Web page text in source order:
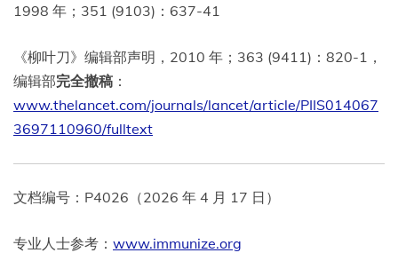
1998 年；351 (9103)：637-41
《柳叶刀》编辑部声明，2010 年；363 (9411)：820-1，
编辑部完全撤稿 ：
www.thelancet.com/journals/lancet/article/PIIS014067
3697110960/fulltext
文档编号：P4026（2026 年 4 月 17 日）
专业人士参考： www.immunize.org